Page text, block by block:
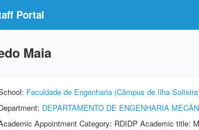
Portal
Maia
Faculdade de Engenharia (Câmpus de Ilha
DEPARTAMENTO DE ENGENHARIA
Appointment Category: RDIDP Academic title: